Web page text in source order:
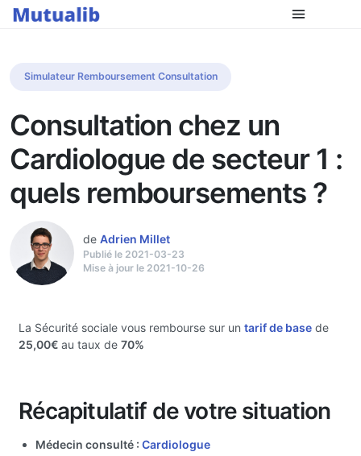
Simulateur Remboursement Consultation
Consultation chez un
Cardiologue de secteur 1 :
quels remboursements ?
de Adrien Millet
Publié le 2021-03-23
Mise à jour le 2021-10-26
La Sécurité sociale vous rembourse sur un tarif de basede
25,00€ au taux de 70%
Récapitulatif de votre situation
Médecin consulté : Cardiologue